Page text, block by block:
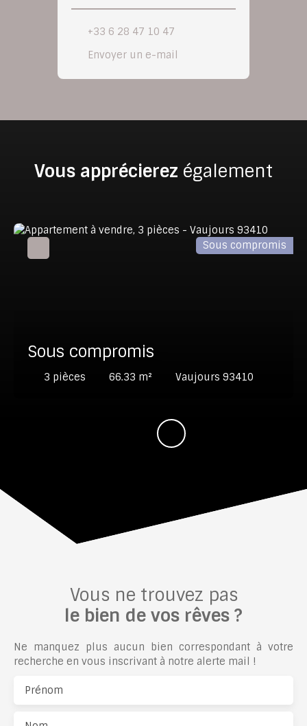
+33 6 28 47 10 47
Envoyer un e-mail
Vous apprécierez également
Sous compromis
3 pièces 66.33 m² Vaujours 93410
Sous compromis
Vous ne trouvez pas
le bien de vos rêves ?
Ne manquez plus aucun bien correspondant à votre
recherche en vous inscrivant à notre alerte mail !
Prénom